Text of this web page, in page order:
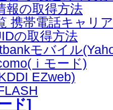
報の取得方法
携帯電話キャリ
の取得方法
モバイル
ｉモード)
EZweb)
ド]